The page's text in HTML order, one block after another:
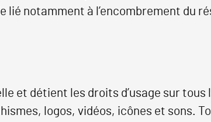
notamment à l’encombrement du
et détient les droits d’usage sur tous
logos, vidéos, icônes et sons.